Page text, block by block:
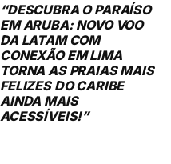
“DESCUBRA O PARAÍSO
EM ARUBA: NOVO VOO
DA LATAM COM
CONEXÃO EM LIMA
TORNA AS PRAIAS MAIS
FELIZES DO CARIBE
AINDA MAIS
ACESSÍVEIS!”